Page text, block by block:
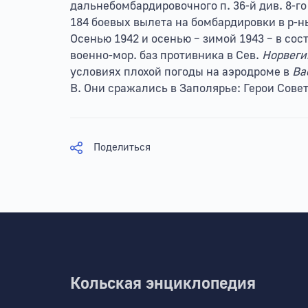
дальнебомбардировочного п. 36-й див. 8-
184 боевых вылета на бомбардировки в
Осенью 1942 и осенью – зимой 1943 – в
военно-мор. баз противника в Сев.
условиях плохой погоды на аэродроме в
В. Они сражались в Заполярье: Герои
Поделиться
Кольская энциклопедия